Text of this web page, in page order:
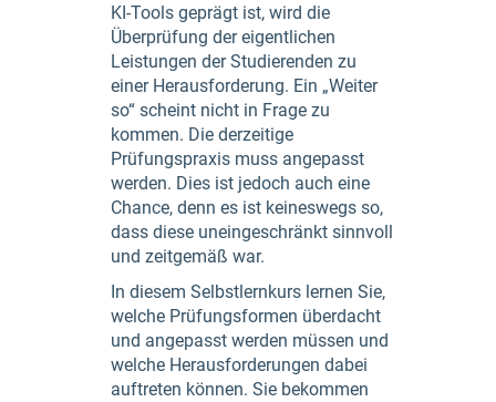
KI-Tools geprägt ist, wird die
Überprüfung der eigentlichen
Leistungen der Studierenden zu
einer Herausforderung. Ein „Weiter
so“ scheint nicht in Frage zu
kommen. Die derzeitige
Prüfungspraxis muss angepasst
werden. Dies ist jedoch auch eine
Chance, denn es ist keineswegs so,
dass diese uneingeschränkt sinnvoll
und zeitgemäß war.
In diesem Selbstlernkurs lernen Sie,
welche Prüfungsformen überdacht
und angepasst werden müssen und
welche Herausforderungen dabei
auftreten können. Sie bekommen